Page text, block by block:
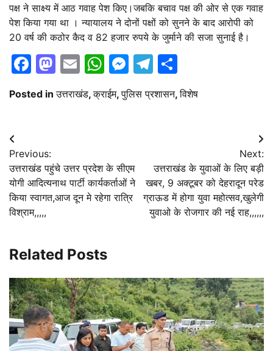
पक्ष ने साक्ष्य में आठ गवाह पेश किए।जबकि बचाव पक्ष की ओर से एक गवाह
पेश किया गया था । न्यायालय ने दोनों पक्षों को सुनने के बाद आरोपी को
20 वर्ष की कठोर कैद व 82 हजार रुपये के जुर्माने की सजा सुनाई है।
Facebook
Mastodon
EmailWhatsApp
Messenger
Telegram
Posted inउत्तराखंड,क्राईम,पुलिस प्रशासन,विशेष
Post
navigation
Previous:
उत्तराखंड पहुंचे उत्तर प्रदेश के सीएम
योगी आदित्यनाथ पार्टी कार्यकर्ताओं ने
किया स्वागत,आज दून मे रहेगा रात्रि
विश्राम,,,,,
Next:
उत्तराखंड के युवाओं के लिए बड़ी
खबर, 9 अक्टूबर को देहरादून परेड
ग्राऊड में होगा युवा महोत्सव,खुलेगी
युवाओ के रोजगार की नई राह,,,,,,
Related Posts